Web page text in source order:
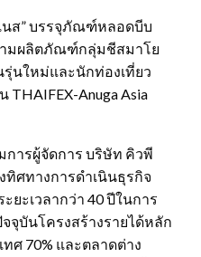
นส” บรรจุภัณฑ์หลอดบีบ
ามผลิตภัณฑ์กลุ่มชีสมาโย
นใหม่และนักท่องเที่ยว
Anuga Asia
ารผู้จัดการ บริษัท คิวพี
ทิศทางการดำเนินธุรกิจ
ยะเวลากว่า 40 ปีในการ
จุบันโครงสร้างรายได้หลัก
ศ 70% และตลาดต่าง